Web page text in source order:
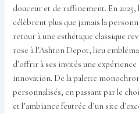
douceur et de raffinement. En 2025,
célèbrent plus que jamais la
retour à une esthétique classique
rose à l’Ashton Depot, lieu
d’offrir à ses invités une
innovation. De la palette
personnalisés, en passant par le
et l’ambiance feutrée d’un site